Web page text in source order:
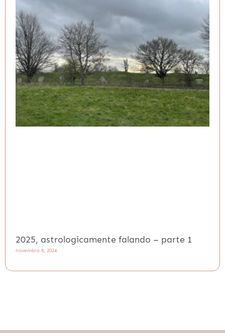
2025, astrologicamente falando – parte 1
novembro 8, 2024